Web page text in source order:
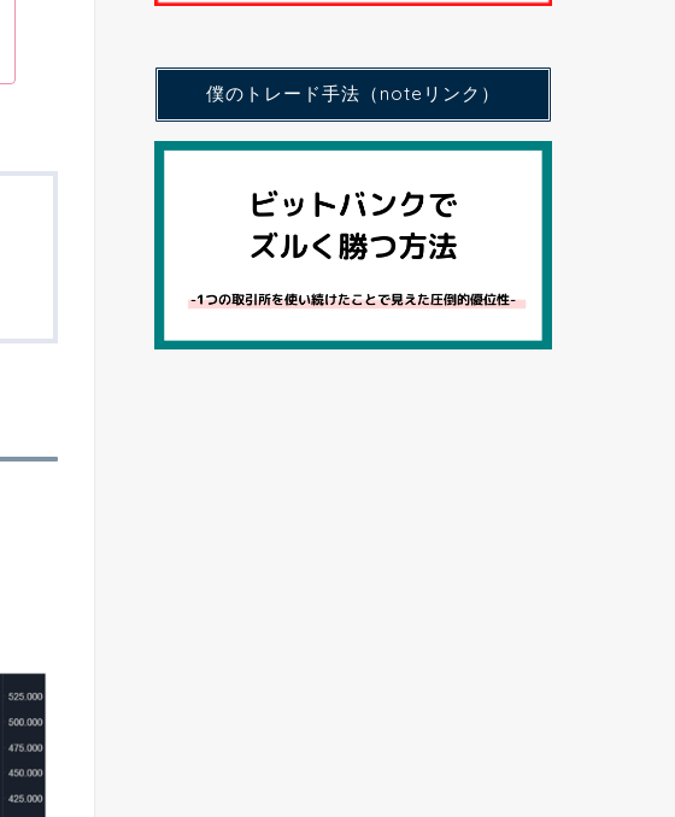
僕のトレード手法（noteリンク）